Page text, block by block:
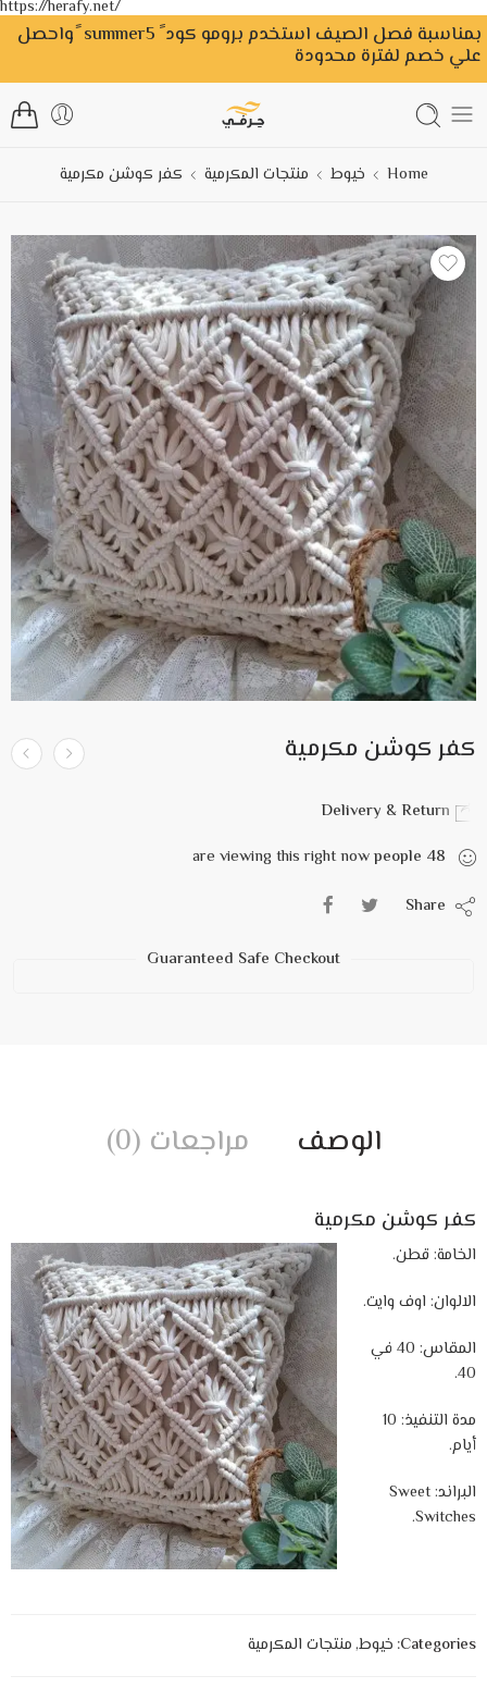
https://herafy.net/
بمناسبة فصل الصيف استخدم برومو كود ً summer5 ًواحصل
علي خصم لفترة محدودة
Home خيوط منتجات المكرمية كفر كوشن مكرمية
كفر كوشن مكرمية
48
people
Guaranteed Safe Checkout
الوصف مراجعات (0)
كفر كوشن مكرمية
الخامة: قطن.
الالوان: اوف وايت.
المقاس: 40 في
40.
مدة التنفيذ: 10
أيام.
البراند: Sweet
Switches.
Categories: خيوط,منتجات المكرمية